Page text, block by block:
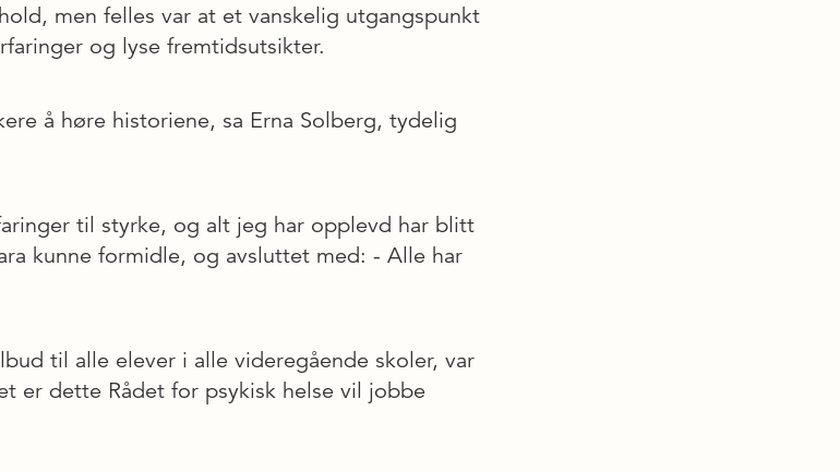
men felles var at et vanskelig utgangspunkt
og lyse fremtidsutsikter.
å høre historiene, sa Erna Solberg, tydelig
til styrke, og alt jeg har opplevd har blitt
kunne formidle, og avsluttet med: - Alle har
til alle elever i alle videregående skoler, var
er dette Rådet for psykisk helse vil jobbe